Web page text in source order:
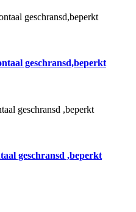
geschransd,beperkt
geschransd ,beperkt